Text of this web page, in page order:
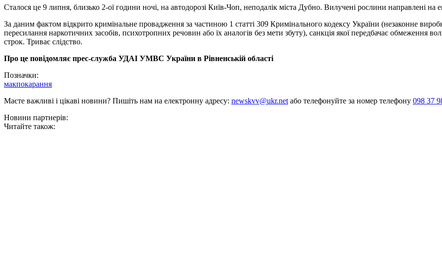
Сталося це 9 липня, близько 2-ої години ночі, на автодорозі Київ-Чоп, неподалік міста Дубно. Вилучені рослини направлені на
За даним фактом відкрито кримінальне провадження за частиною 1 статті 309 Кримінального кодексу України (незаконне
пересилання наркотичних засобів, психотропних речовин або їх аналогів без мети збуту), санкція якої передбачає обмеження
строк. Триває слідство.
Про це повідомляє прес-служба УДАІ УМВС України в Рівненській області
Позначки:
макпокарання
Маєте важливі і цікаві новини? Пишіть нам на електронну адресу: newskvv@ukr.netабо телефонуйте за номер телефону 098 37
Новини партнерів:
Читайте також: